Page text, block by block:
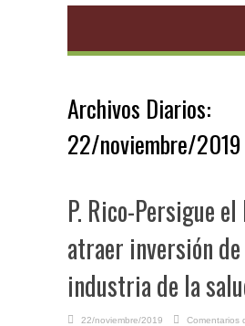
Archivos Diarios:
22/noviembre/2019
P. Rico-Persigue el
atraer inversión
industria de la
22/noviembre/2019 Comentarios